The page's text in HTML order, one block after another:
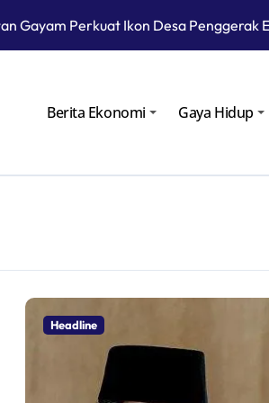
Gayam Perkuat Ikon Desa Penggerak
Niaga Siagakan Ribuan Agen dan
Niaga Menyiapkan 1.832 SPBU Siaga
pada Masa Lebaran 2025
Langsung Operasional Lapangan Gas
Bojonegoro Bangun Desa
Berita Ekonomi Gaya Hidup
Headline